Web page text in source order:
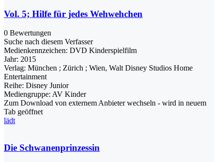
Vol. 5; Hilfe für jedes Wehwehchen
0 Bewertungen
Suche nach diesem Verfasser
Medienkennzeichen: DVD Kinderspielfilm
Jahr: 2015
Verlag: München ; Zürich ; Wien, Walt Disney Studios Home
Entertainment
Reihe: Disney Junior
Mediengruppe: AV Kinder
Zum Download von externem Anbieter wechseln - wird in neuem
Tab geöffnet
lädt
Die Schwanenprinzessin